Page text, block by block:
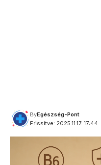
Frissítve: 2025.11.17. 17:44
ByEgészség-Pont